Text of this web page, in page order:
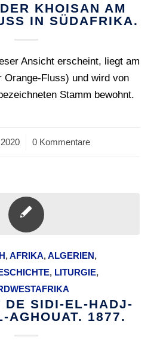
KHOISAN AM
IN SÜDAFRIKA.
Ansicht erscheint, liegt am
Orange-Fluss) und wird von
Stamm bewohnt.
0 Kommentare
,AFRIKA,ALGERIEN,
, LITURGIE,
DE SIDI-EL-HADJ-
AGHOUAT. 1877.